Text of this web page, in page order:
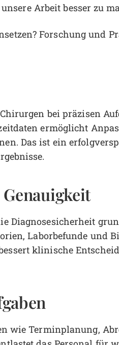
Arbeit besser zu
Forschung und
bei präzisen
ermöglicht
Das ist ein
Diagnosesicherheit
Laborbefunde und
klinische
wie Terminplanung,